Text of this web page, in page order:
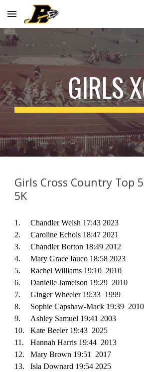
Skip to main content
GIRLS
Girls Cross Country Top
5K
1.
Chandler Welsh 17:43 2023
2. Caroline Echols 18:47 2021
3. Chandler Borton 18:49 2012
4.
Mary Grace Iauco 18:58 2023
5.
Rachel Williams 19:10 2010
6.
Danielle Jameison 19:29 2010
7.
Ginger Wheeler 19:33 1999
8.
Sophie Capshaw-Mack 19:39 2010
9.
Ashley Samuel 19:41 2003
10.
Kate Beeler 19:43 2025
11.
Hannah Harris 19:44 2013
12. Mary Brown 19:51 2017
13. Isla Downard 19:54 2025